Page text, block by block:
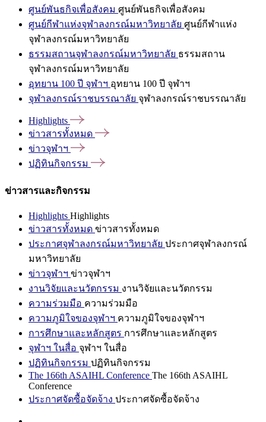
ศูนย์พันธกิจเพื่อสังคม ศูนย์พันธกิจเพื่อสังคม
ศูนย์กีฬาแห่งจุฬาลงกรณ์มหาวิทยาลัย ศูนย์กีฬาแห่ง
จุฬาลงกรณ์มหาวิทยาลัย
ธรรมสถานจุฬาลงกรณ์มหาวิทยาลัย ธรรมสถาน
จุฬาลงกรณ์มหาวิทยาลัย
อุทยาน 100 ปี จุฬาฯ อุทยาน 100 ปี จุฬาฯ
จุฬาลงกรณ์ราชบรรณาลัย จุฬาลงกรณ์ราชบรรณาลัย
Highlights
ข่าวสารทั้งหมด
ข่าวจุฬาฯ
ปฏิทินกิจกรรม
ข่าวสารและกิจกรรม
Highlights Highlights
ข่าวสารทั้งหมด ข่าวสารทั้งหมด
ประกาศจุฬาลงกรณ์มหาวิทยาลัย ประกาศจุฬาลงกรณ์
มหาวิทยาลัย
ข่าวจุฬาฯ ข่าวจุฬาฯ
งานวิจัยและนวัตกรรม งานวิจัยและนวัตกรรม
ความร่วมมือ ความร่วมมือ
ความภูมิใจของจุฬาฯ ความภูมิใจของจุฬาฯ
การศึกษาและหลักสูตร การศึกษาและหลักสูตร
จุฬาฯ ในสื่อ จุฬาฯ ในสื่อ
ปฏิทินกิจกรรม ปฏิทินกิจกรรม
The 166th ASAIHL Conference The 166th ASAIHL
Conference
ประกาศจัดซื้อจัดจ้าง ประกาศจัดซื้อจัดจ้าง